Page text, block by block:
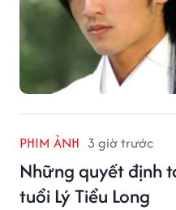
PHIM ẢNH 3 giờ trước
Những quyết định
tuổi Lý Tiểu Long